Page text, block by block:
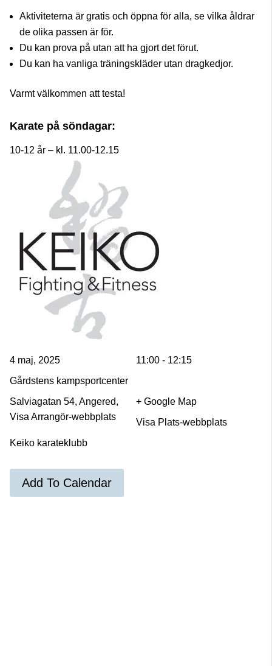
Aktiviteterna är gratis och öppna för alla, se vilka åldrar
de olika passen är för.
Du kan prova på utan att ha gjort det förut.
Du kan ha vanliga träningskläder utan dragkedjor.
Varmt välkommen att testa!
Karate på söndagar:
10-12 år – kl. 11.00-12.15
4 maj, 2025
11:00 - 12:15
Gårdstens kampsportcenter
Salviagatan 54, Angered,
+ Google Map
Visa Plats-webbplats
Keiko karateklubb
Visa Arrangör-webbplats
Add To Calendar